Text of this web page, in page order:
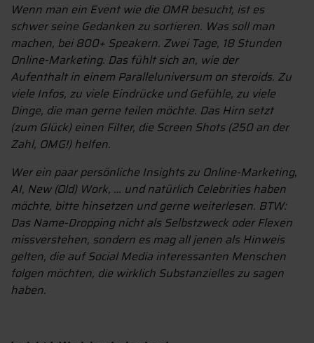
Wenn man ein Event wie die OMR besucht, ist es
schwer seine Gedanken zu sortieren. Was soll man
machen, bei 800+ Speakern. Zwei Tage, 18 Stunden
Online-Marketing. Das fühlt sich an, wie der
Aufenthalt in einem Paralleluniversum on steroids. Zu
viele Infos, zu viele Eindrücke und Gefühle, zu viele
Dinge, die man gerne teilen möchte. Das Hirn setzt
(zum Glück) einen Filter, die Screen Shots (250 an der
Zahl, OMG!) helfen.
Wer ein paar persönliche Insights zu Online-Marketing,
AI, New (Old) Work, … und natürlich Celebrities haben
möchte, bitte hinsetzen und gerne weiterlesen. BTW:
Das Name-Dropping nicht als Selbstzweck oder Flexen
missverstehen, sondern es mag all jenen als Hinweis
gelten, die auf Social Media interessanten Menschen
folgen möchten, die wirklich Substanzielles zu sagen
haben.